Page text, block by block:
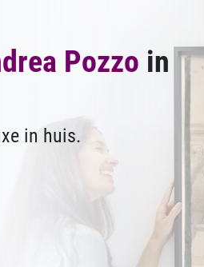
Pozzo in
in huis.